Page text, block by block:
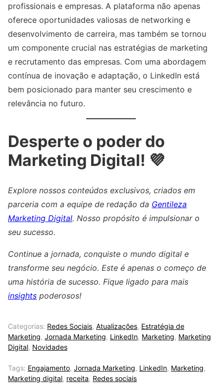
profissionais e empresas. A plataforma não apenas
oferece oportunidades valiosas de networking e
desenvolvimento de carreira, mas também se tornou
um componente crucial nas estratégias de marketing
e recrutamento das empresas. Com uma abordagem
contínua de inovação e adaptação, o LinkedIn está
bem posicionado para manter seu crescimento e
relevância no futuro.
Desperte o poder do
Marketing Digital! 💜
Explore nossos conteúdos exclusivos, criados em
parceria com a equipe de redação da Gentileza
Marketing Digital. Nosso propósito é impulsionar o
seu sucesso.
Continue a jornada, conquiste o mundo digital e
transforme seu negócio. Este é apenas o começo de
uma história de sucesso. Fique ligado para mais
insights poderosos!
Categorias: Redes Sociais, Atualizações, Estratégia de
Marketing, Jornada Marketing, LinkedIn, Marketing, Marketing
Digital, Novidades
Tags: Engajamento, Jornada Marketing, LinkedIn, Marketing,
Marketing digital, receita, Redes sociais